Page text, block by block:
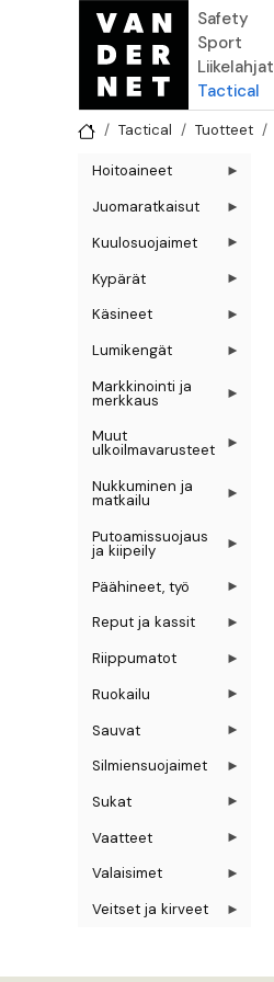
Hyppää pääsisältöön
Safety
Sport
Liikelahjat
Tactical
Tactical Tuotteet
Hoitoaineet
Juomaratkaisut
Kuulosuojaimet
Kypärät
Käsineet
Lumikengät
Markkinointi ja
merkkaus
Muut
ulkoilmavarusteet
Nukkuminen ja
matkailu
Putoamissuojaus
ja kiipeily
Päähineet, työ
Reput ja kassit
Riippumatot
Ruokailu
Sauvat
Silmiensuojaimet
Sukat
Vaatteet
Valaisimet
Veitset ja kirveet